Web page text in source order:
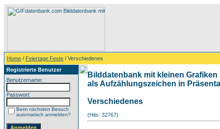
Home / Feiertage Feste / Verschiedenes
Registrierte Benutzer
Benutzername:
Passwort:
Beim nächsten Besuch
automatisch anmelden?
Bilddatenbank mit kleinen
als Aufzählungszeichen in
Verschiedenes
(Hits: 32767)